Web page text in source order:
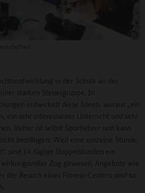
in der Schule an der
starken Steuergruppe. In
entwickelt diese Ideen, woraus „ein
ein sehr interessanter Unterricht und sehr
Vetter ist selbst Sportlehrer und kann
bestätigen: Weil eine einzelne Stunde
sind 14-tägige Doppelstunden ein
Zug gewesen. Angebote wie
der Besuch eines Fitness-Centers sind so